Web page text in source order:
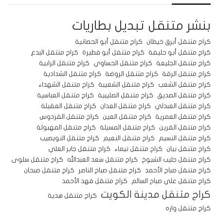
بنشر متنقل تبديل بطاريات
كراج متنقل أبرق خيطان
كراج متنقل أبو الحصانية
كراج متنقل أبو حليفة
كراج متنقل أبو فطيرة
كراج متنقل البدع
كراج متنقل الجليعة
كراج متنقل الحساوي
كراج متنقل الرابية
كراج متنقل الرقة
كراج متنقل الروضة
كراج متنقل الشدادية
كراج متنقل الشعب
كراج متنقل الشعيبة
كراج متنقل الشهداء
كراج متنقل الصديق
كراج متنقل الصليبية
كراج متنقل العباسية
كراج متنقل العبدلي
كراج متنقل العدان
كراج متنقل العقيلة
كراج متنقل العمرية
كراج متنقل العين
كراج متنقل الفردوس
كراج متنقل القرين
كراج متنقل المسيلة
كراج متنقل المهبولة
كراج متنقل النسيم
كراج متنقل النعيم
كراج متنقل النويصيب
كراج متنقل بيان
كراج متنقل تيماء
كراج متنقل جابر العلي
كراج متنقل جليب الشيوخ
كراج متنقل سعد العبدالله
كراج متنقل سلوى
كراج متنقل صباح الأحمد
كراج متنقل صباح الناصر
كراج متنقل صبحان
كراج متنقل علي صباح السالم
كراج متنقل فهد الأحمد
كراج متنقل مدينة الكويت
كراج متنقل هدية
كراج متنقل واره